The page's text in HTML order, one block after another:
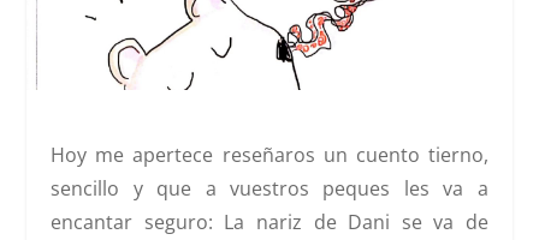
Hoy me apertece reseñaros un cuento tierno,
sencillo y que a vuestros peques les va a
encantar seguro: La nariz de Dani se va de